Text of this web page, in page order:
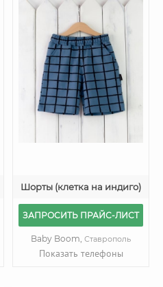
Шорты (клетка на индиго)
ЗАПРОСИТЬ ПРАЙС-ЛИСТ
Baby Boom,Ставрополь
Показать телефоны